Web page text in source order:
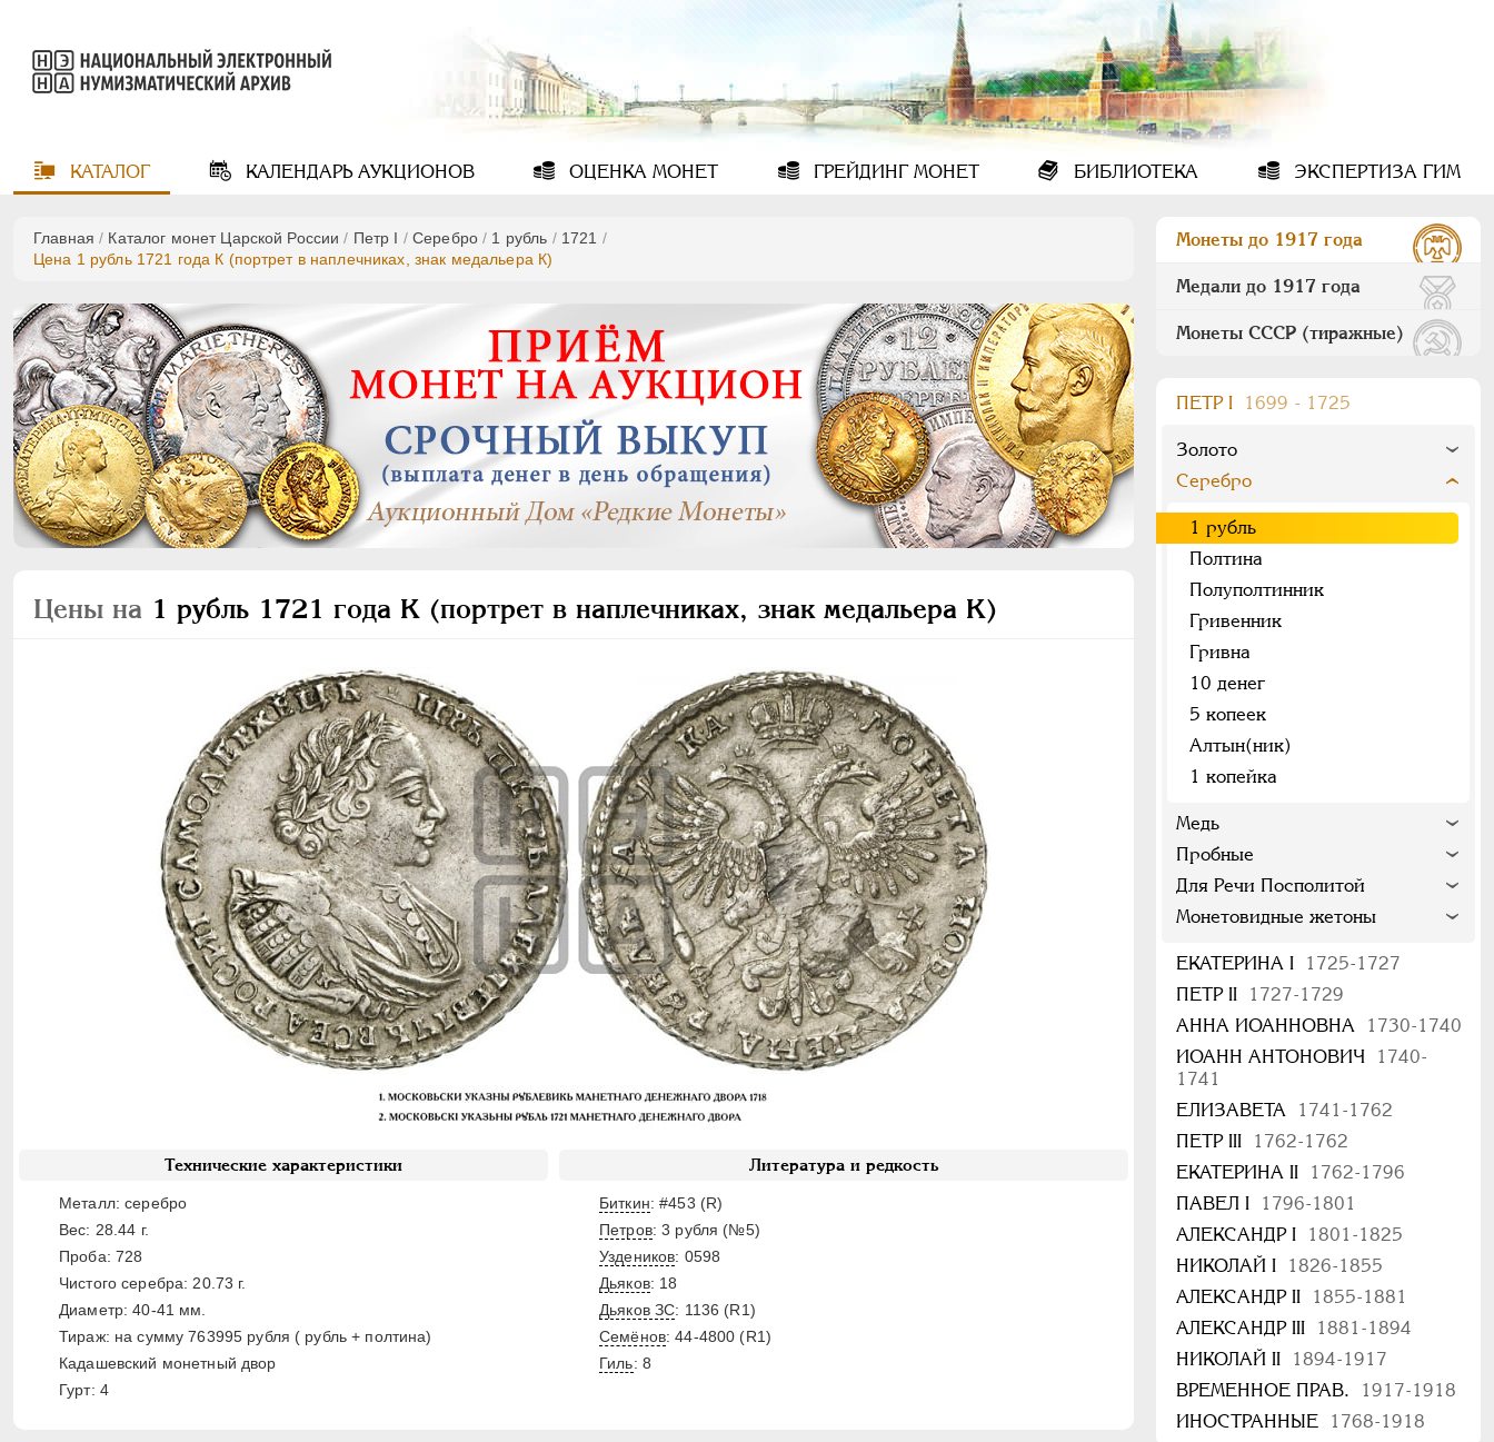
КАТАЛОГ КАЛЕНДАРЬАУКЦИОНОВ ОЦЕНКА МОНЕТ ГРЕЙДИНГМОНЕТ БИБЛИОТЕКА ЭКСПЕРТИЗА ГИМ
Главная / Каталог монет Царской России / Пeтр I /Серебро / 1 рубль / 1721 /
Цена 1 рубль 1721 года К (портрет в наплечниках, знак медальера К)
Цены на 1 рубль 1721 года К (портрет в наплечниках, знак медальера К)
Технические характеристики
Металл: серебро
Вес: 28.44 г.
Проба: 728
Чистого серебра: 20.73 г.
Диаметр: 40-41 мм.
Тираж: на сумму 763995 рубля ( рубль + полтина)
Кадашевский монетный двор
Гурт: 4
Литература и редкость
Биткин: #453 (R)
Петров: 3 рубля (№5)
Уздеников: 0598
Дьяков: 18
Дьяков ЗС: 1136 (R1)
Семёнов: 44-4800 (R1)
Гиль: 8
Монеты до 1917 года
Медали до 1917 года
Монеты СССР (тиражные)
ПEТР I 1699 - 1725
Золото
Серебро
1 рубль
Полтина
Полуполтинник
Гривенник
Гривна
10 денег
5 копеек
Алтын(ник)
1 копейка
Медь
Пробные
Для Речи Посполитой
Монетовидные жетоны
ЕКАТЕРИНА I
1725-1727
ПЕТР II
1727-1729
АННА ИОАННОВНА
1730-1740
ИОАНН АНТОНОВИЧ
1740-
1741
ЕЛИЗАВЕТА
1741-1762
ПЕТР III
1762-1762
ЕКАТЕРИНА II
1762-1796
ПАВЕЛ I
1796-1801
АЛЕКСАНДР I
1801-1825
НИКОЛАЙ I
1826-1855
АЛЕКСАНДР II
1855-1881
АЛЕКСАНДР III
1881-1894
НИКОЛАЙ II
1894-1917
ВРЕМЕННОЕ ПРАВ.
1917-1918
ИНОСТРАННЫЕ
1768-1918